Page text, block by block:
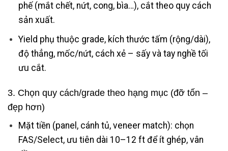
phế (mắt chết, nứt, cong, bìa…), cắt theo quy cách
sản xuất.
Yield phụ thuộc grade, kích thước tấm (rộng/dài),
độ thẳng, mốc/nứt, cách xẻ – sấy và tay nghề tối
ưu cắt.
3. Chọn quy cách/grade theo hạng mục (đỡ tốn –
đẹp hơn)
Mặt tiền (panel, cánh tủ, veneer match): chọn
FAS/Select, ưu tiên dài 10–12 ft để ít ghép, vân